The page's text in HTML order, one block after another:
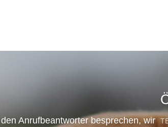
Anrufbeantworter besprechen, wir